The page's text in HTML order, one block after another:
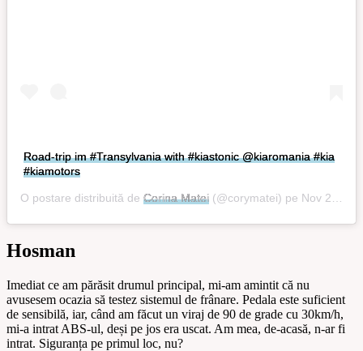
Road-trip im #Transylvania with #kiastonic @kiaromania #kia
#kiamotors
O postare distribuită de Corina Matei (@corymatei) pe Nov 27, 2019 la 10:28 PST
Hosman
Imediat ce am părăsit drumul principal, mi-am amintit că nu
avusesem ocazia să testez sistemul de frânare. Pedala este suficient
de sensibilă, iar, când am făcut un viraj de 90 de grade cu 30km/h,
mi-a intrat ABS-ul, deși pe jos era uscat. Am mea, de-acasă, n-ar fi
intrat. Siguranța pe primul loc, nu?